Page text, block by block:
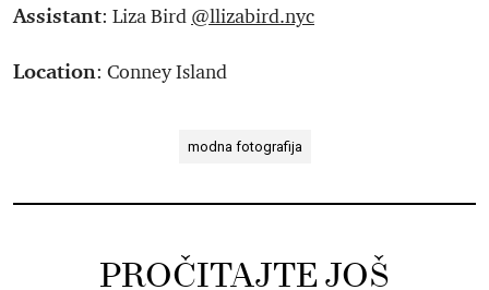
Assistant: Liza Bird @llizabird.nyc
Location: Conney Island
modna fotografija
PROČITAJTE JOŠ